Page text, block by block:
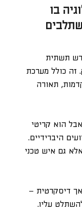
בו
תשתית
זה כולל מערכת
תאורה
הוא קריטי
היברידיים.
גם איש טכני
דיסקרטית –
עליו.